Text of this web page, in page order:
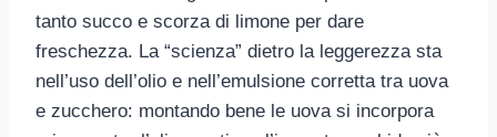
tanto succo e scorza di limone per dare
freschezza. La “scienza” dietro la leggerezza sta
nell’uso dell’olio e nell’emulsione corretta tra uova
e zucchero: montando bene le uova si incorpora